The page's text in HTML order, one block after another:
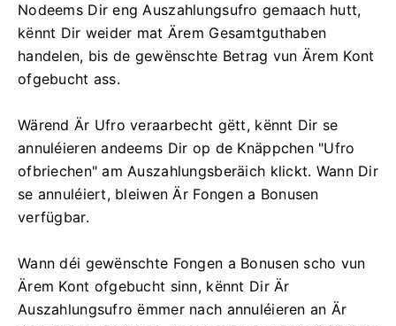
Nodeems Dir eng Auszahlungsufro gemaach hutt,
kënnt Dir weider mat Ärem Gesamtguthaben
handelen, bis de gewënschte Betrag vun Ärem Kont
ofgebucht ass.
Wärend Är Ufro veraarbecht gëtt, kënnt Dir se
annuléieren andeems Dir op de Knäppchen "Ufro
ofbriechen" am Auszahlungsberäich klickt. Wann Dir
se annuléiert, bleiwen Är Fongen a Bonusen
verfügbar.
Wann déi gewënschte Fongen a Bonusen scho vun
Ärem Kont ofgebucht sinn, kënnt Dir Är
Auszahlungsufro ëmmer nach annuléieren an Är